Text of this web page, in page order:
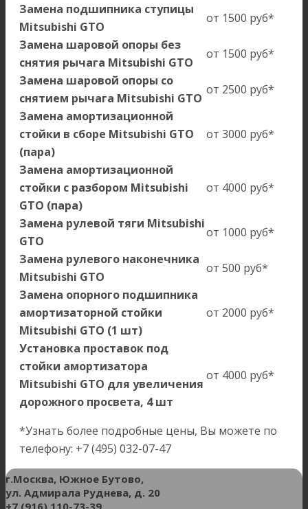
Замена подшипника ступицы
Mitsubishi GTO
от 1500 руб*
Замена шаровой опоры без
снятия рычага Mitsubishi GTO
от 1500 руб*
Замена шаровой опоры со
снятием рычага Mitsubishi GTO
от 2500 руб*
Замена амортизационной
стойки в сборе Mitsubishi GTO
(пара)
от 3000 руб*
Замена амортизационной
стойки с разбором Mitsubishi
GTO (пара)
от 4000 руб*
Замена рулевой тяги Mitsubishi
GTO
от 1000 руб*
Замена рулевого наконечника
Mitsubishi GTO
от 500 руб*
Замена опорного подшипника
амортизаторной стойки
Mitsubishi GTO (1 шт)
от 2000 руб*
Установка проставок под
стойки амортизатора
Mitsubishi GTO для увеличения
дорожного просвета, 4 шт
от 4000 руб*
*Узнать более подробные цены, Вы можете по
телефону: +7 (495) 032-07-47
г.Москва, Южное Бутово,
ул. Адмирала Руднева, д. 20
+7 (916) 110-73-39